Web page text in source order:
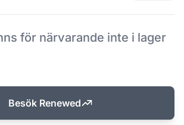
för närvarande inte i lager
Besök Renewed